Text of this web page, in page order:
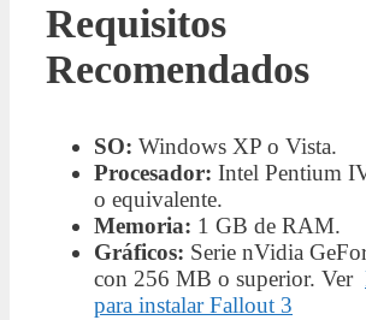
Requisitos
Recomendados
SO: Windows XP o Vista.
Procesador: Intel Pentium
o equivalente.
Memoria: 1 GB de RAM.
Gráficos: Serie nVidia
con 256 MB o superior. Ver
para instalar Fallout 3